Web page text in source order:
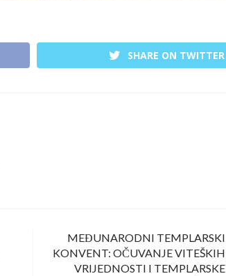
SHARE ON TWITTER
MEĐUNARODNI TEMPLARSKI
KONVENT: OČUVANJE VITEŠKIH
VRIJEDNOSTI I TEMPLARSKE